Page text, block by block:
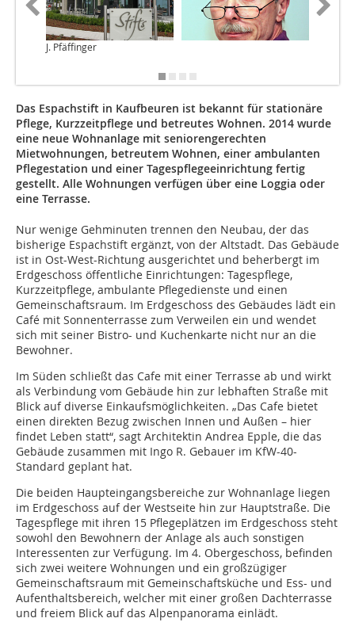
J. Pfäffinger
Das Espachstift in Kaufbeuren ist bekannt für stationäre
Pflege, Kurzzeitpflege und betreutes Wohnen. 2014 wurde
eine neue Wohnanlage mit seniorengerechten
Mietwohnungen, betreutem Wohnen, einer ambulanten
Pflegestation und einer Tagespflegeeinrichtung fertig
gestellt. Alle Wohnungen verfügen über eine Loggia oder
eine Terrasse.
Nur wenige Gehminuten trennen den Neubau, der das
bisherige Espachstift ergänzt, von der Altstadt. Das Gebäude
ist in Ost-West-Richtung ausgerichtet und beherbergt im
Erdgeschoss öffentliche Einrichtungen: Tagespflege,
Kurzzeitpflege, ambulante Pflegedienste und einen
Gemeinschaftsraum. Im Erdgeschoss des Gebäudes lädt ein
Café mit Sonnenterrasse zum Verweilen ein und wendet
sich mit seiner Bistro- und Kuchenkarte nicht nur an die
Bewohner.
Im Süden schließt das Cafe mit einer Terrasse ab und wirkt
als Verbindung vom Gebäude hin zur lebhaften Straße mit
Blick auf diverse Einkaufsmöglichkeiten. „Das Cafe bietet
einen direkten Bezug zwischen Innen und Außen – hier
findet Leben statt“, sagt Architektin Andrea Epple, die das
Gebäude zusammen mit Ingo R. Gebauer im KfW-40-
Standard geplant hat.
Die beiden Haupteingangsbereiche zur Wohnanlage liegen
im Erdgeschoss auf der Westseite hin zur Hauptstraße. Die
Tagespflege mit ihren 15 Pflegeplätzen im Erdgeschoss steht
sowohl den Bewohnern der Anlage als auch sonstigen
Interessenten zur Verfügung. Im 4. Obergeschoss, befinden
sich zwei weitere Wohnungen und ein großzügiger
Gemeinschaftsraum mit Gemeinschaftsküche und Ess- und
Aufenthaltsbereich, welcher mit einer großen Dachterrasse
und freiem Blick auf das Alpenpanorama einlädt.